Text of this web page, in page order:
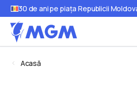
30 de ani pe piața Republicii
Acasă